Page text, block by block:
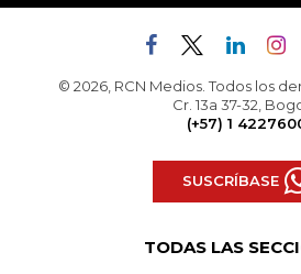
© 2026, RCN Medios. Todos los
Cr. 13a 37-32,
(+57) 1
SUSCRÍBASE
TODAS LAS